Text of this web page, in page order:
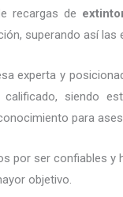
recargas de
superando así las
experta y
siendo
para
por ser confiables y
objetivo.